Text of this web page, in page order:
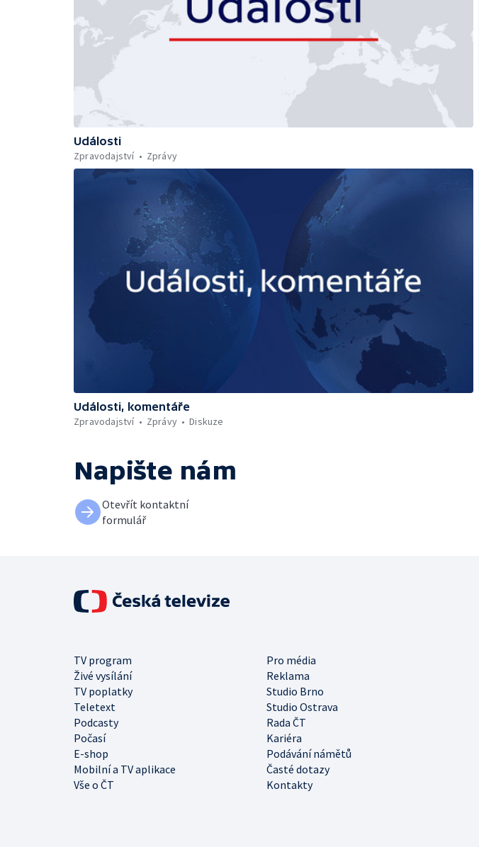
Události
Zpravodajství
Zprávy
Události, komentáře
Zpravodajství
Zprávy Diskuze
Napište nám
Otevřít kontaktní
formulář
TV program
Pro média
Živé vysílání
Reklama
TV poplatky
Studio Brno
Teletext
Studio Ostrava
Podcasty
Rada ČT
Počasí
Kariéra
E-shop
Podávání námětů
Mobilní a TV aplikace
Časté dotazy
Vše o ČT
Kontakty